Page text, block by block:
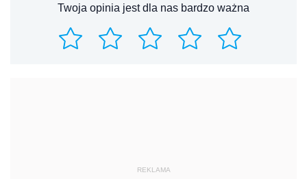
Twoja opinia jest dla nas bardzo ważna
REKLAMA